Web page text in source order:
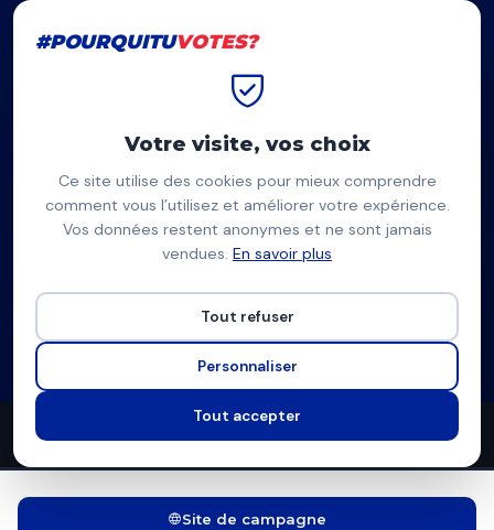
#POURQUITUVOTES?
JM
Julien Monier
Liste Les Ecologistes
0propositions0thèmes couverts4candidats en lice
Site de campagne
#POURQUITUVOTES?
Votre visite, vos choix
Ce site utilise des cookies pour mieux comprendre
comment vous l’utilisez et améliorer votre expérience.
Vos données restent anonymes et ne sont jamais
vendues. En savoir plus
Tout refuser
Personnaliser
Tout accepter